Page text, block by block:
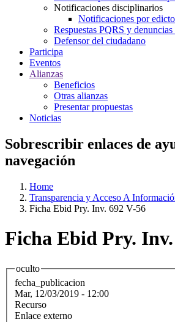
Notificaciones disciplinarios
Notificaciones por
Respuestas PQRS y
Defensor del ciudadano
Participa
Eventos
Alianzas
Beneficios
Otras alianzas
Presentar propuestas
Noticias
Sobrescribir enlaces de
navegación
Home
Transparencia y Acceso A
Ficha Ebid Pry. Inv. 692 V-56
Ficha Ebid Pry. Inv.
oculto
fecha_publicacion
Mar, 12/03/2019 - 12:00
Recurso
Enlace externo